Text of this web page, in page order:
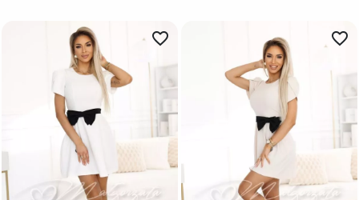
favorite_border favorite_border